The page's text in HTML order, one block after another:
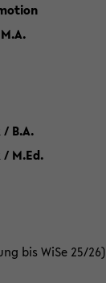
B.A.
M.Ed.
bis WiSe 25/26)